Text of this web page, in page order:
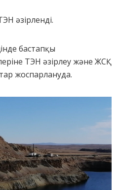
әзірленді.
бастапқы
ТЭН әзірлеу және ЖСҚ
жоспарлануда.